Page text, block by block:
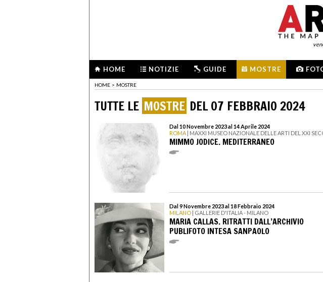
HOME NOTIZIE GUIDE MOSTRE
HOME > MOSTRE
TUTTE LE MOSTRE DEL 07 FEBBRAIO 2024
Dal 10 Novembre 2023 al 14 Aprile 2024
ROMA | MAXXI MUSEO NAZIONALE DELLE ARTI DEL XXI
MIMMO JODICE. MEDITERRANEO
Dal 9 Novembre 2023 al 18 Febbraio 2024
MILANO | GALLERIE D'ITALIA - MILANO
MARIA CALLAS. RITRATTI DALL’ARCHIVIO
PUBLIFOTO INTESA SANPAOLO